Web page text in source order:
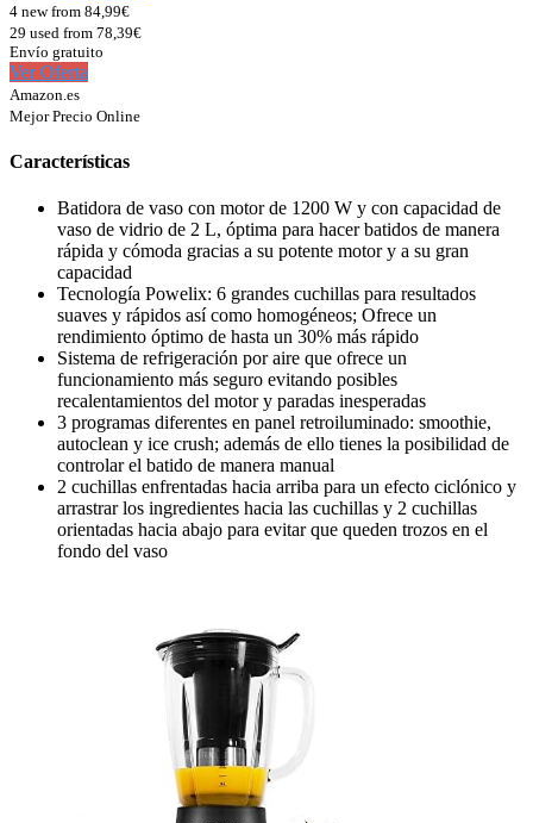
4 new from 84,99€
29 used from 78,39€
Envío gratuito
Ver Oferta
Amazon.es
Mejor Precio Online
Características
Batidora de vaso con motor de 1200 W y con capacidad de
vaso de vidrio de 2 L, óptima para hacer batidos de manera
rápida y cómoda gracias a su potente motor y a su gran
capacidad
Tecnología Powelix: 6 grandes cuchillas para resultados
suaves y rápidos así como homogéneos; Ofrece un
rendimiento óptimo de hasta un 30% más rápido
Sistema de refrigeración por aire que ofrece un
funcionamiento más seguro evitando posibles
recalentamientos del motor y paradas inesperadas
3 programas diferentes en panel retroiluminado: smoothie,
autoclean y ice crush; además de ello tienes la posibilidad de
controlar el batido de manera manual
2 cuchillas enfrentadas hacia arriba para un efecto ciclónico y
arrastrar los ingredientes hacia las cuchillas y 2 cuchillas
orientadas hacia abajo para evitar que queden trozos en el
fondo del vaso